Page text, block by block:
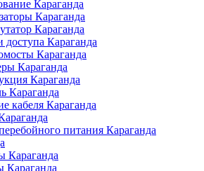
Караганда
Караганда
Караганда
доступа Караганда
Караганда
Караганда
Караганда
Караганда
кабеля Караганда
питания Караганда
Караганда
Караганда